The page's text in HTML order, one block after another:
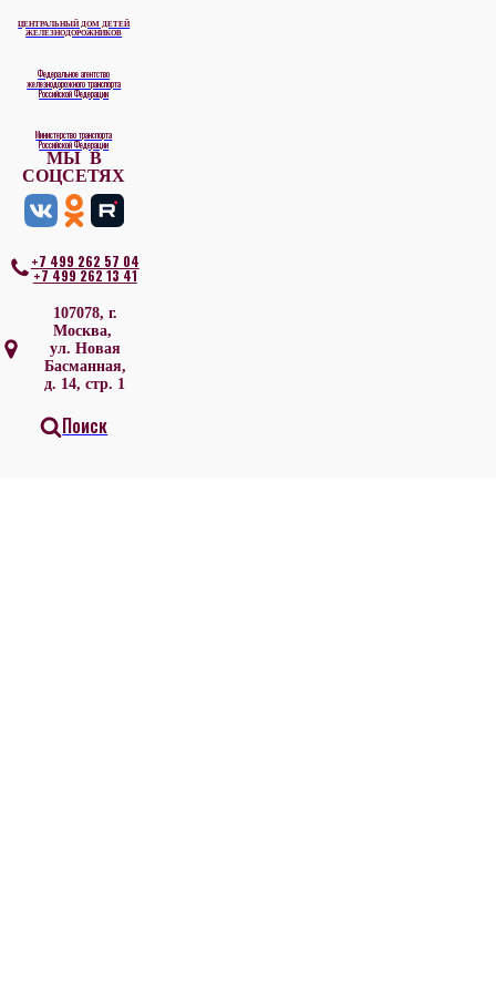
ЦЕНТРАЛЬНЫЙ ДОМ ДЕТЕЙ
ЖЕЛЕЗНОДОРОЖНИКОВ
Федеральное агентство
железнодорожного транспорта
Российской Федерации
Министерство транспорта
Российской Федерации
МЫ В
СОЦСЕТЯХ
+7 499 262 57 04
+7 499 262 13 41
107078, г.
Москва,
ул. Новая
Басманная,
д. 14, стр. 1
Поиск